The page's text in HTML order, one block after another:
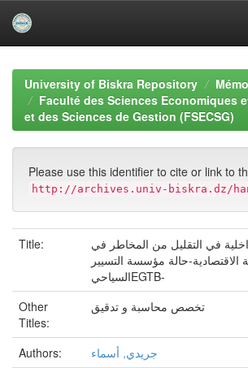
navigationUniversity of Biskra Repository
Faculté des Sciences Economiques
et des Sciences de Gestion (FSECSG)
Please use this identifier to cite or link to
http://archives.univ-biskra.dz/
Title:
في التقليل من المخاطر في
حالة مؤسسة التسيير
السياحيEGTB-
Other
Titles:
تخصص محاسبة و تدقيق
Authors:
جريدي, أسماء